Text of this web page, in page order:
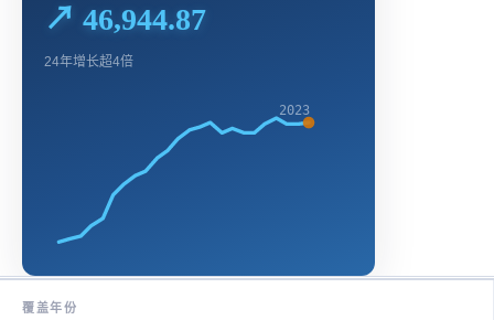
↗ 46,944.87
24年增长超4倍
2023
覆盖年份